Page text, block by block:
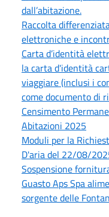
dall’abitazione.
Raccolta
elettroniche e
Carta d’identità
la carta d'identità
viaggiare (inclusi i
come documento di
Censimento
Abitazioni 2025
Moduli per la
D'aria del 22/08/
Sospensione
Guasto Aps Spa
sorgente delle